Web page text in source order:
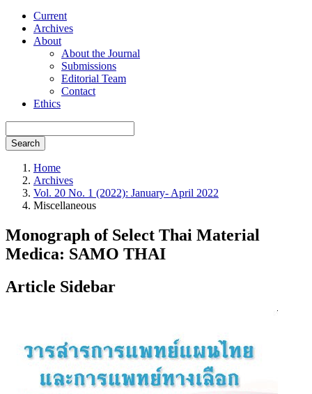
Current
Archives
About
About the Journal
Submissions
Editorial Team
Contact
Ethics
Search
Home
Archives
Vol. 20 No. 1 (2022): January- April 2022
Miscellaneous
Monograph of Select Thai Material
Medica: SAMO THAI
Article Sidebar